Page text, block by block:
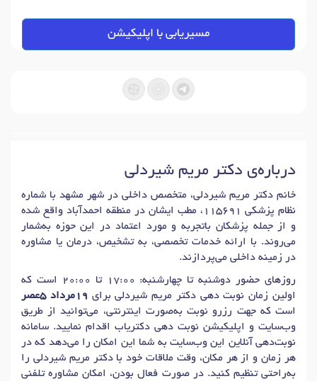
مسیریابی با اپلیکیشن
درباره‌ی دکتر مریم شیردلی
خانم دکتر مریم شیردلی، متخصص داخلی در شهر مشهد با شماره
نظام پزشکی 115691، مطب ایشان در منطقه احمدآباد واقع شده
و از جمله پزشکان باتجربه و مورد اعتماد در این حوزه به‌شمار
می‌روند. با ارائه خدمات تخصصی، به تشخیص، درمان یا مشاوره
در زمینه داخلی می‌پردازند.
روزهای حضور دوشنبه تا چهارشنبه: 17:00 تا 20:00 است که
اولین زمان نوبت دهی دکتر مریم شیردلی برای 19مرداد 5عصر
است که جهت رزرو نوبت به‌صورت اینترنتی، می‌توانید از طریق
وب‌سایت و اپلیکیشن نوبت دهی دکتریاب اقدام نمایید. سامانه
نوبت‌دهی آنلاین این وب‌سایت به شما این امکان را می‌دهد که در
هر زمان و از هر مکان، وقت ملاقات خود با دکتر مریم شیردلی را
به‌راحتی تنظیم کنید. در صورت فعال بودن، امکان مشاوره تلفنی